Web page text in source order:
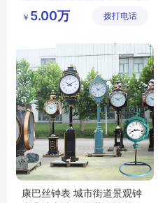
限公司
￥ 5.00万 拨打电话
康巴丝钟表 城市街道景观钟